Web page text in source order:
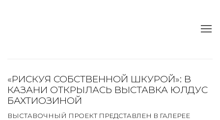
«РИСКУЯ СОБСТВЕННОЙ ШКУРОЙ»: В
КАЗАНИ ОТКРЫЛАСЬ ВЫСТАВКА ЮЛДУС
БАХТИОЗИНОЙ
ВЫСТАВОЧНЫЙ ПРОЕКТ ПРЕДСТАВЛЕН В ГАЛЕРЕЕ